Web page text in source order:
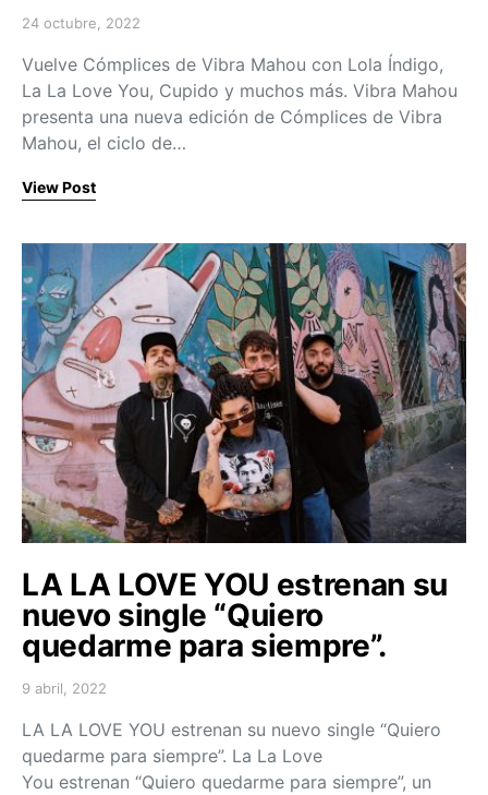
Posted on
24 octubre, 2022
Vuelve Cómplices de Vibra Mahou con Lola Índigo,
La La Love You, Cupido y muchos más. Vibra Mahou
presenta una nueva edición de Cómplices de Vibra
Mahou, el ciclo de…
View Post
LA LA LOVE YOU estrenan su
nuevo single “Quiero
quedarme para siempre”.
Posted on
9 abril, 2022
LA LA LOVE YOU estrenan su nuevo single “Quiero
quedarme para siempre”. La La Love
You estrenan “Quiero quedarme para siempre”, un